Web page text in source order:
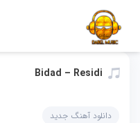
Bidad – Residi‏
دانلود آهنگ جدید